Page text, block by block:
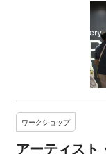
ワークショップ
アーティスト